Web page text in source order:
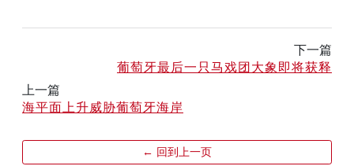
下一篇
葡萄牙最后一只马戏团大象即将获释
上一篇
海平面上升威胁葡萄牙海岸
← 回到上一页